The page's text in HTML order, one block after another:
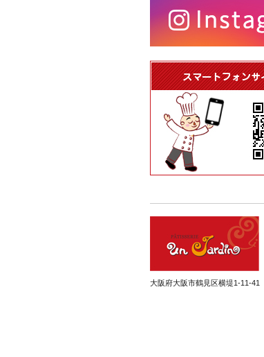
大阪府大阪市鶴見区横堤1-11-41